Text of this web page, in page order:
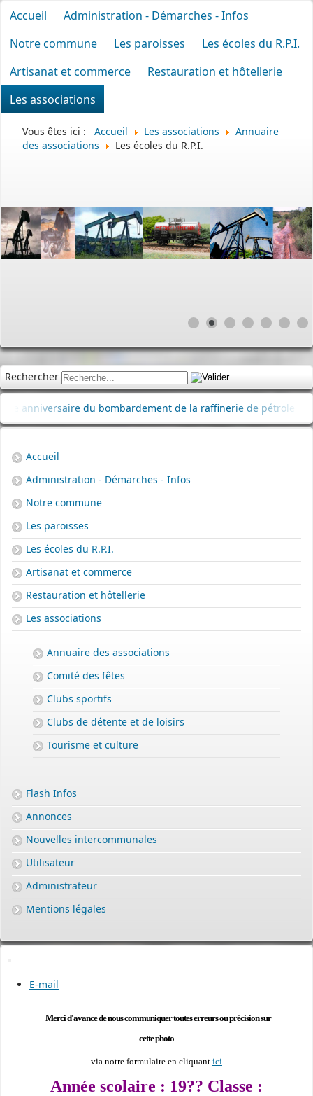
Accueil
Administration - Démarches - Infos
Notre commune
Les paroisses
Les écoles du R.P.I.
Artisanat et commerce
Restauration et hôtellerie
Les associations
Vous êtes ici : Accueil Les associations
Annuaire
des associations
Les écoles du R.P.I.
Rechercher
du bombardement de la raffinerie de pétrole |
Accueil
Administration - Démarches - Infos
Notre commune
Les paroisses
Les écoles du R.P.I.
Artisanat et commerce
Restauration et hôtellerie
Les associations
Annuaire des associations
Comité des fêtes
Clubs sportifs
Clubs de détente et de loisirs
Tourisme et culture
Flash Infos
Annonces
Nouvelles intercommunales
Utilisateur
Administrateur
Mentions légales
E-mail
Merci d'avance de nous communiquer toutes erreurs ou précision sur
cette photo
via notre formulaire en cliquant ici
Année scolaire : 19?? Classe :